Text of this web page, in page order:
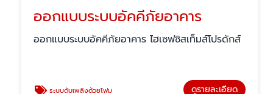
ออกแบบระบบอัคคีภัยอาคาร
ออกแบบระบบอัคคีภัยอาคาร ไฮเซฟซิสเท็มส์โปรดักส์
ระบบดับเพลิงด้วยโฟม ดูรายละเอียด